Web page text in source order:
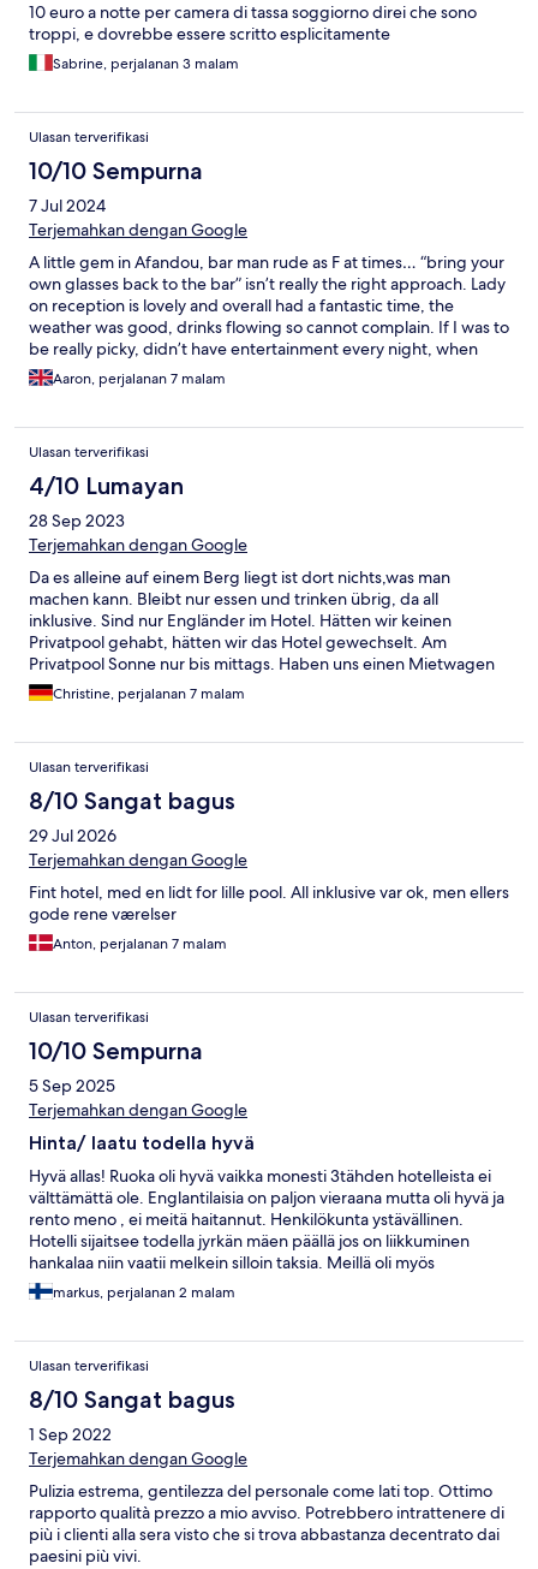
10 euro a notte per camera di tassa soggiorno direi che sono
troppi, e dovrebbe essere scritto esplicitamente
Sabrine, perjalanan 3 malam
Ulasan terverifikasi
10/10 Sempurna
7 Jul 2024
Terjemahkan dengan Google
A little gem in Afandou, bar man rude as F at times… “bring your
own glasses back to the bar” isn’t really the right approach. Lady
on reception is lovely and overall had a fantastic time, the
weather was good, drinks flowing so cannot complain. If I was to
be really picky, didn’t have entertainment every night, when
they did it was usually late on. I would return though so it was
nice enough for me to think about returning.
Aaron, perjalanan 7 malam
Ulasan terverifikasi
4/10 Lumayan
28 Sep 2023
Terjemahkan dengan Google
Da es alleine auf einem Berg liegt ist dort nichts,was man
machen kann. Bleibt nur essen und trinken übrig, da all
inklusive. Sind nur Engländer im Hotel. Hätten wir keinen
Privatpool gehabt, hätten wir das Hotel gewechselt. Am
Privatpool Sonne nur bis mittags. Haben uns einen Mietwagen
geliehen, um die Insel zu erkunden. Zustellbett für dritte Person
eine Katastrophe. Quietscht bei jedem umdrehen,
allerdings trotzdem nicht wiederkommen
Christine, perjalanan 7 malam
Ulasan terverifikasi
8/10 Sangat bagus
29 Jul 2026
Terjemahkan dengan Google
Fint hotel, med en lidt for lille pool. All inklusive var ok, men ellers
gode rene værelser
Anton, perjalanan 7 malam
Ulasan terverifikasi
10/10 Sempurna
5 Sep 2025
Terjemahkan dengan Google
Hinta/ laatu todella hyvä
Hyvä allas! Ruoka oli hyvä vaikka monesti 3tähden hotelleista ei
välttämättä ole. Englantilaisia on paljon vieraana mutta oli hyvä ja
rento meno , ei meitä haitannut. Henkilökunta ystävällinen.
Hotelli sijaitsee todella jyrkän mäen päällä jos on liikkuminen
hankalaa niin vaatii melkein silloin taksia. Meillä oli myös
vanhemmat mukana +65 v ja hekin tykkäsivät hotellista. Hinta
laatu todella hyvä
markus, perjalanan 2 malam
Ulasan terverifikasi
8/10 Sangat bagus
1 Sep 2022
Terjemahkan dengan Google
Pulizia estrema, gentilezza del personale come lati top. Ottimo
rapporto qualità prezzo a mio avviso. Potrebbero intrattenere di
più i clienti alla sera visto che si trova abbastanza decentrato dai
paesini più vivi.